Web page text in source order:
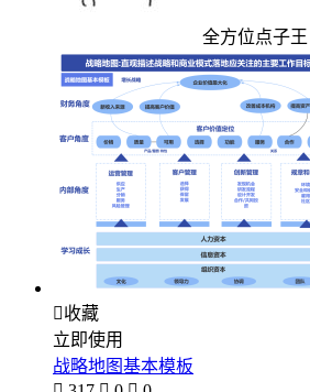
全方位点子王
收藏
立即使用
战略地图基本模板